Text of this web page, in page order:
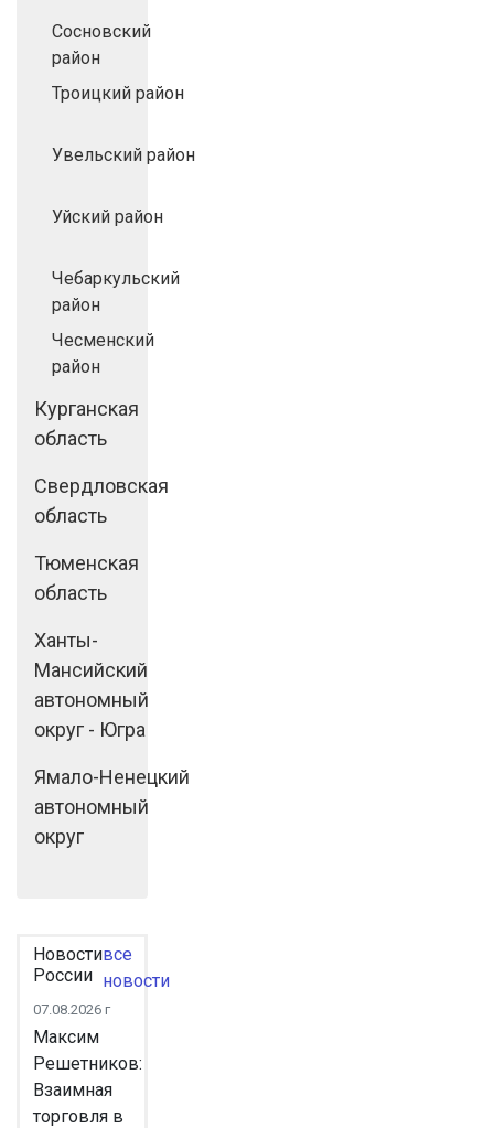
Сосновский
район
Троицкий район
Увельский район
Уйский район
Чебаркульский
район
Чесменский
район
Курганская
область
Свердловская
область
Тюменская
область
Ханты-
Мансийский
автономный
округ - Югра
Ямало-Ненецкий
автономный
округ
Новости
России
все
новости
07.08.2026 г
Максим
Решетников:
Взаимная
торговля в